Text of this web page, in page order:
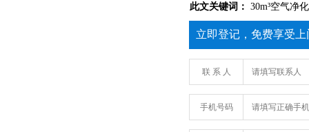
此文关键词： 30m³空气净
立即登记，免费享受
联 系 人
手机号码